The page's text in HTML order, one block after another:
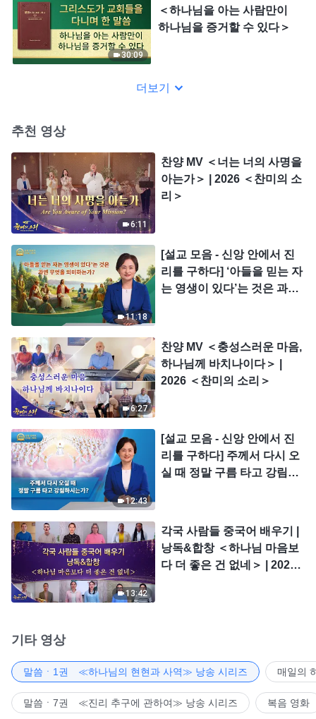
30:09
＜하나님을 아는 사람만이
하나님을 증거할 수 있다＞
더보기
추천 영상
6:11
찬양 MV ＜너는 너의 사명을
아는가＞ | 2026 ＜찬미의 소
리＞
11:18
[설교 모음 - 신앙 안에서 진
리를 구하다] ‘아들을 믿는 자
는 영생이 있다’는 것은 과연
6:27
찬양 MV ＜충성스러운 마음,
하나님께 바치나이다＞ |
2026 ＜찬미의 소리＞
12:43
[설교 모음 - 신앙 안에서 진
리를 구하다] 주께서 다시 오
실 때 정말 구름 타고 강림하
13:42
각국 사람들 중국어 배우기 |
낭독&합창 ＜하나님 마음보
다 더 좋은 건 없네＞ | 2026
기타 영상
말씀ㆍ1권 ≪하나님의 현현과 사역≫ 낭송 시리즈 매일의
말씀ㆍ7권 ≪진리 추구에 관하여≫ 낭송 시리즈 복음 영화